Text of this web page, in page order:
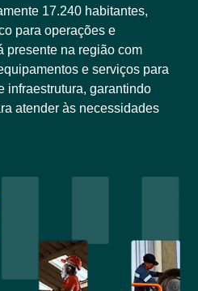
17.240 habitantes,
para operações e
presente na região com
e serviços para
infraestrutura, garantindo
atender às necessidades